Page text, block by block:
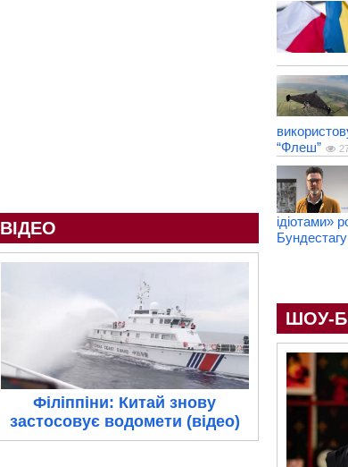
ВІДЕО
Філіппіни: Китай знову
застосовує водомети (відео)
“Флеш”
ідіотами»
Бундестагу
ШОУ-